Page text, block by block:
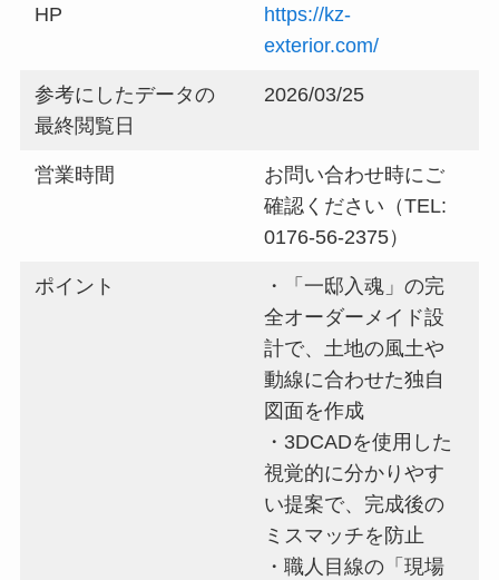
HP
https://kz-
exterior.com/
参考にしたデータの
最終閲覧日
2026/03/25
営業時間
お問い合わせ時にご
確認ください（TEL:
0176-56-2375）
ポイント
・「一邸入魂」の完
全オーダーメイド設
計で、土地の風土や
動線に合わせた独自
図面を作成
・3DCADを使用した
視覚的に分かりやす
い提案で、完成後の
ミスマッチを防止
・職人目線の「現場